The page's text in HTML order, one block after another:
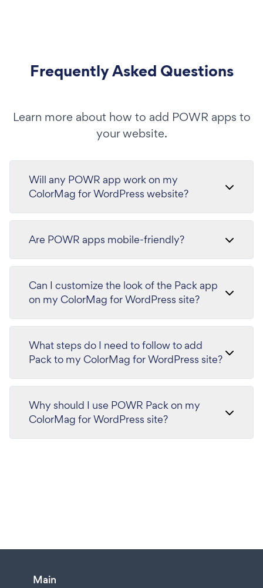
Frequently Asked Questions
Learn more about how to add POWR apps to
your website.
Will any POWR app work on my
ColorMag for WordPress website?
Are POWR apps mobile-friendly?
Can I customize the look of the Pack app
on my ColorMag for WordPress site?
What steps do I need to follow to add
Pack to my ColorMag for WordPress site?
Why should I use POWR Pack on my
ColorMag for WordPress site?
Main